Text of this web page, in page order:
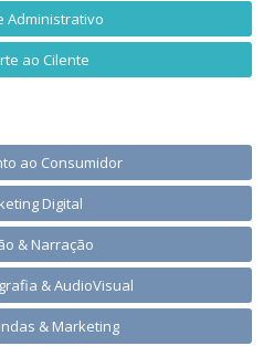
Administrativo
ao Cilente
ao Consumidor
Digital
& Narração
& AudioVisual
& Marketing